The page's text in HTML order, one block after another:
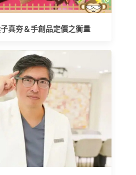
真夯＆手創品定價之衡量